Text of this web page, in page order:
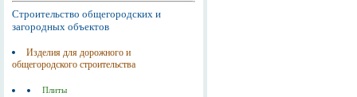
Строительство общегородских и
загородных объектов
Изделия для дорожного и
общегородского строительства
Плиты